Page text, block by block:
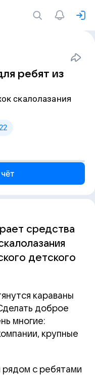
ребят из
средства
детского
караваны
доброе
многие:
крупные
рядом с ребятами